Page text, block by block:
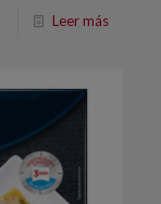
Leer más